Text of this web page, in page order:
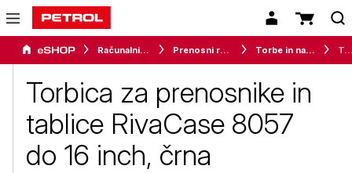
Računalništvo Prenosni računalniki Torbe in nahrbtniki
Torbica za prenosnike in
tablice RivaCase 8057
do 16 inch, črna